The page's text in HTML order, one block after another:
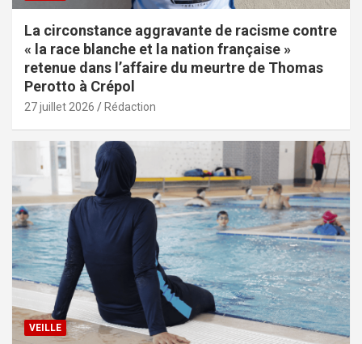
La circonstance aggravante de racisme contre
« la race blanche et la nation française »
retenue dans l’affaire du meurtre de Thomas
Perotto à Crépol
27 juillet 2026 Rédaction
VEILLE